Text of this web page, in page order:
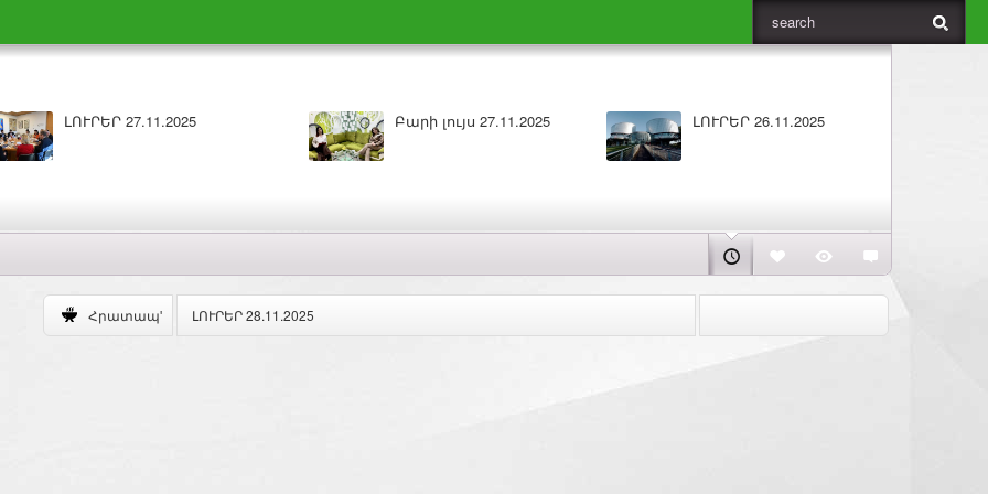
Բարի լույս 26.11.2025 ԼՈՒՐԵՐ 25.11.2025 Բարի լույս 25.11.2025
Հրատապ' ԼՈՒՐԵՐ 28.11.2025